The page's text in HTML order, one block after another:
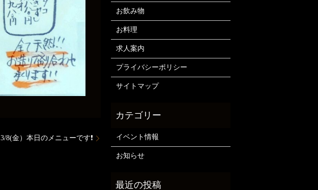
3/8(金）本日のメニューです❗
お飲み物
お料理
求人案内
プライバシーポリシー
サイトマップ
イベント情報
お知らせ